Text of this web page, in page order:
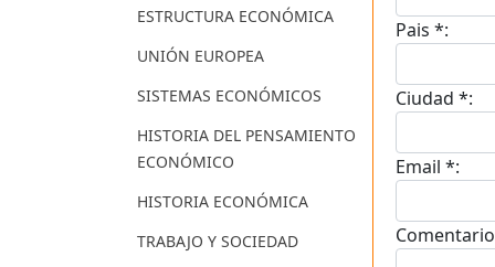
ESTRUCTURA ECONÓMICA
UNIÓN EUROPEA
SISTEMAS ECONÓMICOS
HISTORIA DEL PENSAMIENTO
ECONÓMICO
HISTORIA ECONÓMICA
TRABAJO Y SOCIEDAD
Pais *:
Ciudad *:
Email *: